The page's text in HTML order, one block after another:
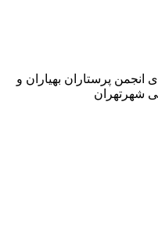
پرستاران بهیاران و
شهرتهران